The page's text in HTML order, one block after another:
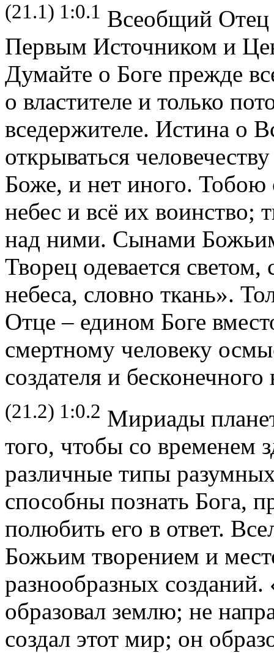
(21.1) 1:0.1 Всеобщий Отец
Первым Источником и
Думайте о Боге прежде
о властителе и только
вседержителе. Истина о
открываться
Боже, и нет иного. Тобою
небес и всё их воинство;
над ними. Сынами
Творец одевается
небеса, словно ткань».
Отце – едином Боге
смертному человеку
создателя и бесконечного
(21.2) 1:0.2 Мириады
того, чтобы со временем
различные типы
способны познать Бога,
полюбить его в ответ.
Божьим творением и
разнообразных созданий.
образовал землю; не
создал этот мир; он